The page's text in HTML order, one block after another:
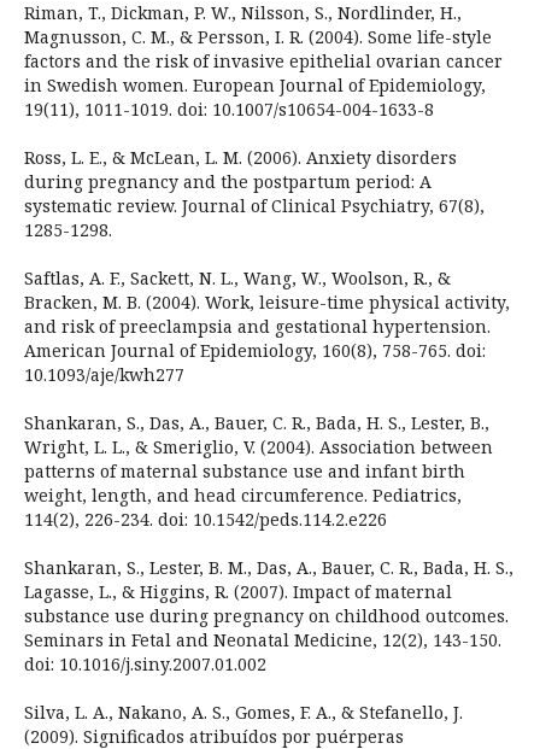
Riman, T., Dickman, P. W., Nilsson, S., Nordlinder, H.,
Magnusson, C. M., & Persson, I. R. (2004). Some life-style
factors and the risk of invasive epithelial ovarian cancer
in Swedish women. European Journal of Epidemiology,
19(11), 1011-1019. doi: 10.1007/s10654-004-1633-8
Ross, L. E., & McLean, L. M. (2006). Anxiety disorders
during pregnancy and the postpartum period: A
systematic review. Journal of Clinical Psychiatry, 67(8),
1285-1298.
Saftlas, A. F., Sackett, N. L., Wang, W., Woolson, R., &
Bracken, M. B. (2004). Work, leisure-time physical activity,
and risk of preeclampsia and gestational hypertension.
American Journal of Epidemiology, 160(8), 758-765. doi:
10.1093/aje/kwh277
Shankaran, S., Das, A., Bauer, C. R., Bada, H. S., Lester, B.,
Wright, L. L., & Smeriglio, V. (2004). Association between
patterns of maternal substance use and infant birth
weight, length, and head circumference. Pediatrics,
114(2), 226-234. doi: 10.1542/peds.114.2.e226
Shankaran, S., Lester, B. M., Das, A., Bauer, C. R., Bada, H. S.,
Lagasse, L., & Higgins, R. (2007). Impact of maternal
substance use during pregnancy on childhood outcomes.
Seminars in Fetal and Neonatal Medicine, 12(2), 143-150.
doi: 10.1016/j.siny.2007.01.002
Silva, L. A., Nakano, A. S., Gomes, F. A., & Stefanello, J.
(2009). Significados atribuídos por puérperas